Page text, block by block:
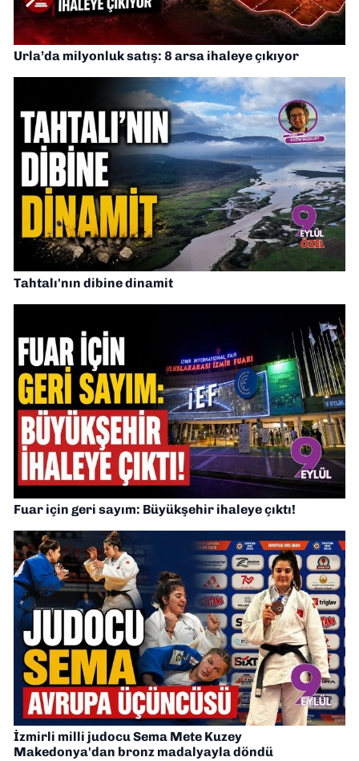
Urla’da milyonluk satış: 8 arsa ihaleye çıkıyor
Tahtalı'nın dibine dinamit
Fuar için geri sayım: Büyükşehir ihaleye çıktı!
İzmirli milli judocu Sema Mete Kuzey
Makedonya'dan bronz madalyayla döndü